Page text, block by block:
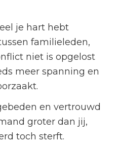
je hart hebt
familieleden,
niet is opgelost
meer spanning en
en vertrouwd
groter dan jij,
toch sterft.